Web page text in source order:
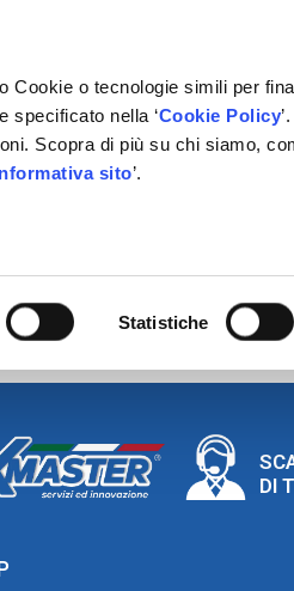
Cookie o tecnologie simili per
specificato nella ‘Cookie Policy
Scopra di più su chi siamo,
sito’.
Statistiche
nazionale
DI